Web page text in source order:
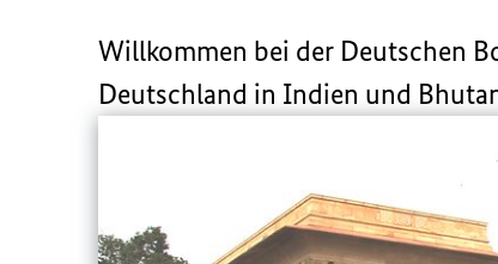
Willkommen bei der Deutschen
Deutschland in Indien und